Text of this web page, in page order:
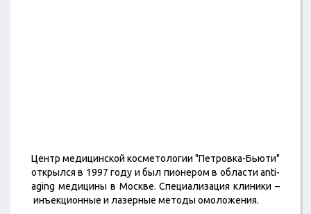
Центр медицинской косметологии "Петровка-Бьюти"
открылся в 1997 году и был пионером в области anti-
aging медицины в Москве. Специализация клиники –
инъекционные и лазерные методы омоложения.